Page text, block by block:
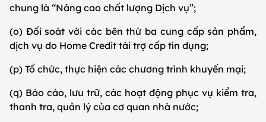
chung là “Nâng cao chất lượng Dịch vụ”;
(o) Đối soát với các bên thứ ba cung cấp sản phẩm,
dịch vụ do Home Credit tài trợ cấp tín dụng;
(p) Tổ chức, thực hiện các chương trình khuyến mại;
(q) Báo cáo, lưu trữ, các hoạt động phục vụ kiểm tra,
thanh tra, quản lý của cơ quan nhà nước;